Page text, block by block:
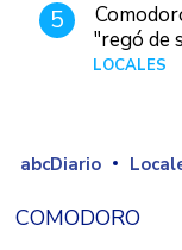
5
"regó de
LOCALES
abcDiario
COMODORO